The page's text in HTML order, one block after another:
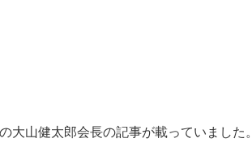
大山健太郎会長の記事が載っていました。